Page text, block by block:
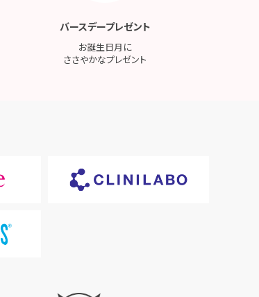
バースデープレゼント
お誕生日月に
ささやかなプレゼント